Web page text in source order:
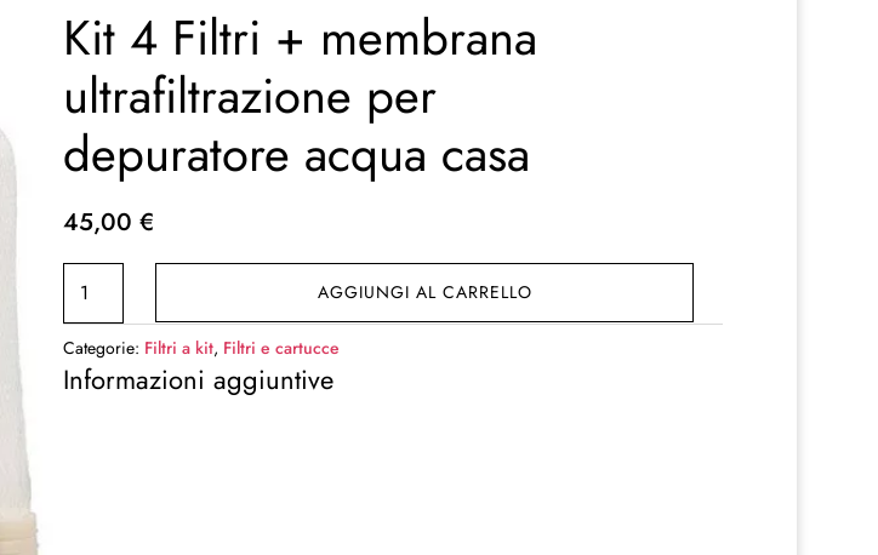
Kit 4 Filtri + membrana
ultrafiltrazione per
depuratore acqua casa
45,00 €
Filtri
+
AGGIUNGI AL CARRELLO
Categorie: Filtri a kit, Filtri e cartucce
Informazioni aggiuntive